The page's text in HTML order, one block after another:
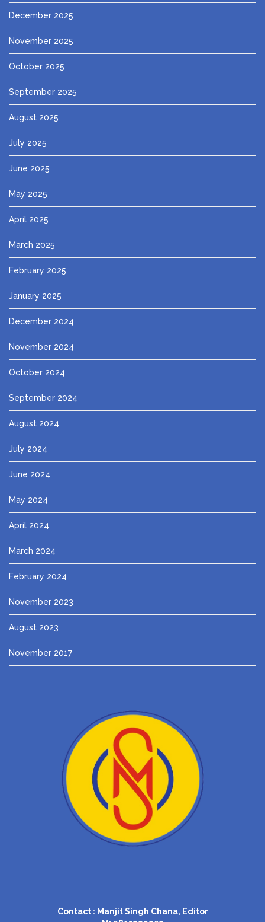
December 2025
November 2025
October 2025
September 2025
August 2025
July 2025
June 2025
May 2025
April 2025
March 2025
February 2025
January 2025
December 2024
November 2024
October 2024
September 2024
August 2024
July 2024
June 2024
May 2024
April 2024
March 2024
February 2024
November 2023
August 2023
November 2017
Contact : Manjit Singh Chana, Editor